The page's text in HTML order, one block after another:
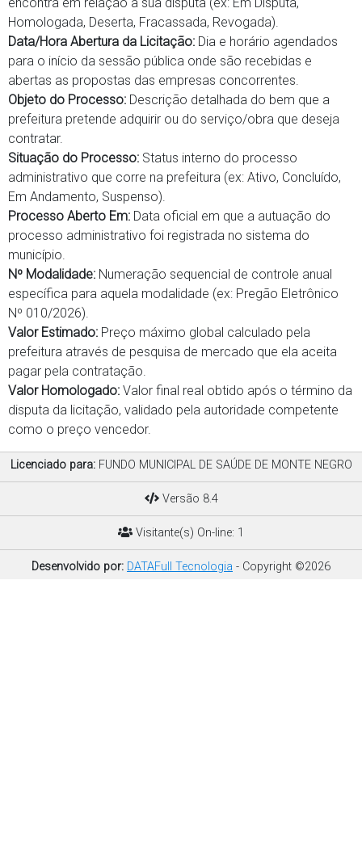
Homologada, Deserta, Fracassada, Revogada).
Data/Hora Abertura da Licitação: Dia e horário agendados
para o início da sessão pública onde são recebidas e
abertas as propostas das empresas concorrentes.
Objeto do Processo: Descrição detalhada do bem que a
prefeitura pretende adquirir ou do serviço/obra que deseja
contratar.
Situação do Processo: Status interno do processo
administrativo que corre na prefeitura (ex: Ativo, Concluído,
Em Andamento, Suspenso).
Processo Aberto Em: Data oficial em que a autuação do
processo administrativo foi registrada no sistema do
município.
Nº Modalidade: Numeração sequencial de controle anual
específica para aquela modalidade (ex: Pregão Eletrônico
Nº 010/2026).
Valor Estimado: Preço máximo global calculado pela
prefeitura através de pesquisa de mercado que ela aceita
pagar pela contratação.
Valor Homologado: Valor final real obtido após o término da
disputa da licitação, validado pela autoridade competente
como o preço vencedor.
Licenciado para:FUNDO MUNICIPAL DE SAÚDE DE MONTE NEGRO
Versão 8.4
Visitante(s) On-line: 1
Desenvolvido por: DATAFull Tecnologia - Copyright ©2026